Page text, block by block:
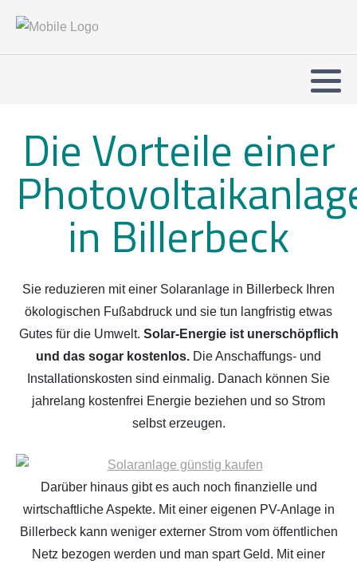
Die Vorteile einer
in Billerbeck
Sie reduzieren mit einer Solaranlage in Billerbeck Ihren
ökologischen Fußabdruck und sie tun langfristig etwas
Gutes für die Umwelt. Solar-Energie ist unerschöpflich
und das sogar kostenlos. Die Anschaffungs- und
Installationskosten sind einmalig. Danach können Sie
jahrelang kostenfrei Energie beziehen und so Strom
selbst erzeugen.
Darüber hinaus gibt es auch noch finanzielle und
wirtschaftliche Aspekte. Mit einer eigenen PV-Anlage in
Billerbeck kann weniger externer Strom vom öffentlichen
Netz bezogen werden und man spart Geld. Mit einer